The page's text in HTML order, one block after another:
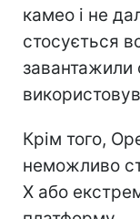
камео і не
стосується
завантажили
Крім того,
неможливо
Х або